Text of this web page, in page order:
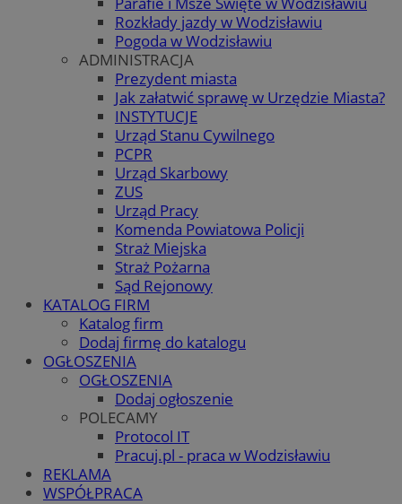
Rozkłady jazdy w Wodzisławiu
Pogoda w Wodzisławiu
ADMINISTRACJA
Prezydent miasta
Jak załatwić sprawę w Urzędzie Miasta?
INSTYTUCJE
Urząd Stanu Cywilnego
PCPR
Urząd Skarbowy
ZUS
Urząd Pracy
Komenda Powiatowa Policji
Straż Miejska
Straż Pożarna
Sąd Rejonowy
KATALOG FIRM
Katalog firm
Dodaj firmę do katalogu
OGŁOSZENIA
OGŁOSZENIA
Dodaj ogłoszenie
POLECAMY
Protocol IT
Pracuj.pl - praca w Wodzisławiu
REKLAMA
WSPÓŁPRACA